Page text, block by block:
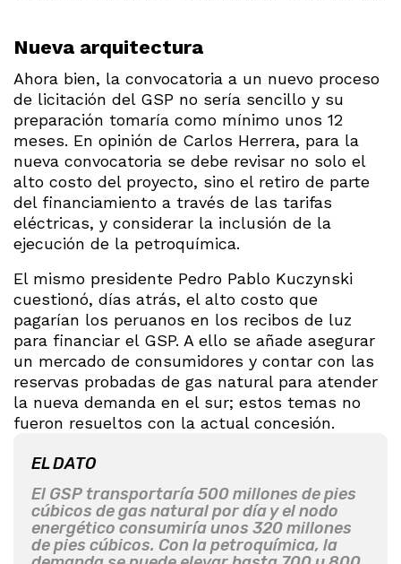
Nueva arquitectura
Ahora bien, la convocatoria a un nuevo proceso
de licitación del GSP no sería sencillo y su
preparación tomaría como mínimo unos 12
meses. En opinión de Carlos Herrera, para la
nueva convocatoria se debe revisar no solo el
alto costo del proyecto, sino el retiro de parte
del financiamiento a través de las tarifas
eléctricas, y considerar la inclusión de la
ejecución de la petroquímica.
El mismo presidente Pedro Pablo Kuczynski
cuestionó, días atrás, el alto costo que
pagarían los peruanos en los recibos de luz
para financiar el GSP. A ello se añade asegurar
un mercado de consumidores y contar con las
reservas probadas de gas natural para atender
la nueva demanda en el sur; estos temas no
fueron resueltos con la actual concesión.
EL DATO
El GSP transportaría 500 millones de pies
cúbicos de gas natural por día y el nodo
energético consumiría unos 320 millones
de pies cúbicos. Con la petroquímica, la